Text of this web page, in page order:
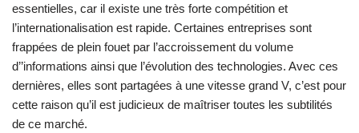
essentielles, car il existe une très forte compétition et
l’internationalisation est rapide. Certaines entreprises sont
frappées de plein fouet par l’accroissement du volume
d’’informations ainsi que l’évolution des technologies. Avec ces
dernières, elles sont partagées à une vitesse grand V, c’est pour
cette raison qu’il est judicieux de maîtriser toutes les subtilités
de ce marché.